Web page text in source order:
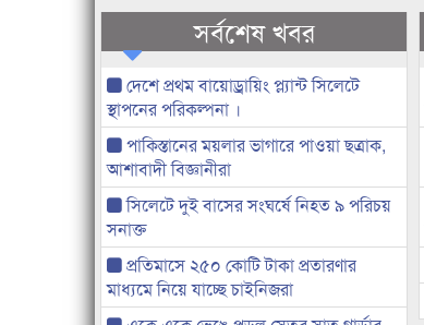
সর্বশেষ খবর
দেশে প্রথম বায়োড্রায়িং প্ল্যান্ট সিলেটে
স্থাপনের পরিকল্পনা ।
পাকিস্তানের ময়লার ভাগারে পাওয়া ছত্রাক,
আশাবাদী বিজ্ঞানীরা
সিলেটে দুই বাসের সংঘর্ষে নিহত ৯ পরিচয়
সনাক্ত
প্রতিমাসে ২৫০ কোটি টাকা প্রতারণার
মাধ্যমে নিয়ে যাচ্ছে চাইনিজরা